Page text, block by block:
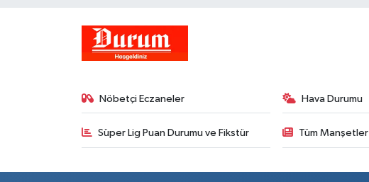
Nöbetçi Eczaneler Hava Durumu
Süper Lig Puan Durumu ve Fikstür Tüm Manşetler